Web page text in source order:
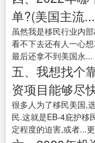
单?(美国主流...
虽然我是移民行业内
看不下去还有人一心
最后还拿不到美国永...
五、我想找个
资项目能够尽
很多人为了移民美国,
民.这就是EB-4庇护移
定程度的迫害,或者...